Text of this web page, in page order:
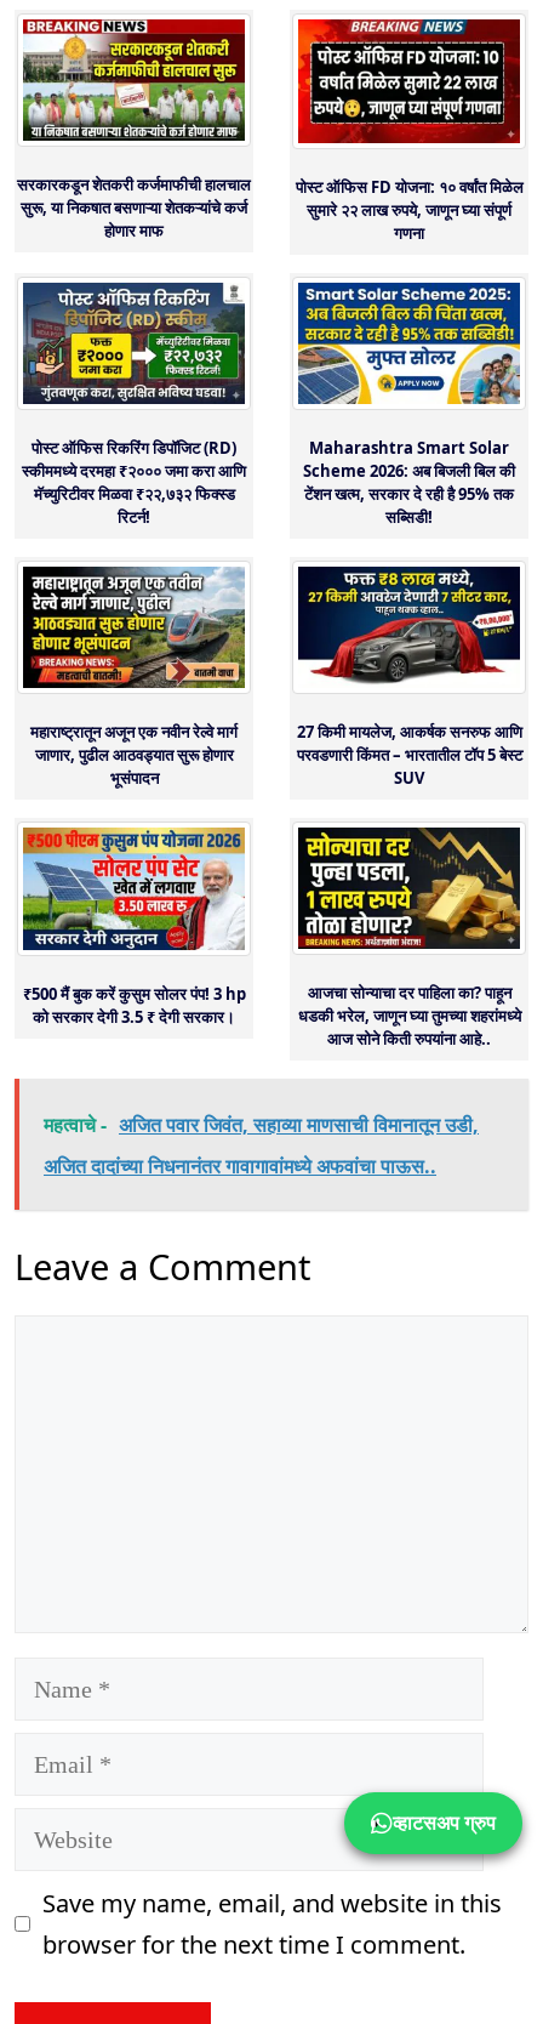
व्हाटसअप ग्रुप
सरकारकडून शेतकरी कर्जमाफीची हालचाल
सुरू, या निकषात बसणाऱ्या शेतकऱ्यांचे कर्ज
होणार माफ
पोस्ट ऑफिस FD योजना: १० वर्षांत मिळेल
सुमारे २२ लाख रुपये, जाणून घ्या संपूर्ण
गणना
पोस्ट ऑफिस रिकरिंग डिपॉजिट (RD)
स्कीममध्ये दरमहा ₹२००० जमा करा आणि
मॅच्युरिटीवर मिळवा ₹२२,७३२ फिक्स्ड
रिटर्न!
Maharashtra Smart Solar
Scheme 2026: अब बिजली बिल की
टेंशन खत्म, सरकार दे रही है 95% तक
सब्सिडी!
महाराष्ट्रातून अजून एक नवीन रेल्वे मार्ग
जाणार, पुढील आठवड्यात सुरू होणार
भूसंपादन
27 किमी मायलेज, आकर्षक सनरुफ आणि
परवडणारी किंमत – भारतातील टॉप 5 बेस्ट
SUV
₹500 मैं बुक करें कुसुम सोलर पंप! 3 hp
को सरकार देगी 3.5 ₹ देगी सरकार।
आजचा सोन्याचा दर पाहिला का? पाहून
धडकी भरेल, जाणून घ्या तुमच्या शहरांमध्ये
आज सोने किती रुपयांना आहे..
महत्वाचे - अजित पवार जिवंत, सहाव्या माणसाची विमानातून उडी,
अजित दादांच्या निधनानंतर गावागावांमध्ये अफवांचा पाऊस..
Leave a Comment
Name
Email
Website
Save my name, email, and website in this
browser for the next time I comment.